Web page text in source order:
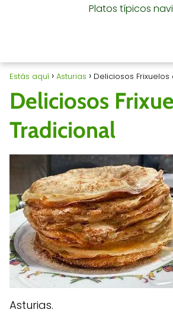
Platos típicos
Estás aquí Asturias Deliciosos
Deliciosos
Tradicional
Asturias.